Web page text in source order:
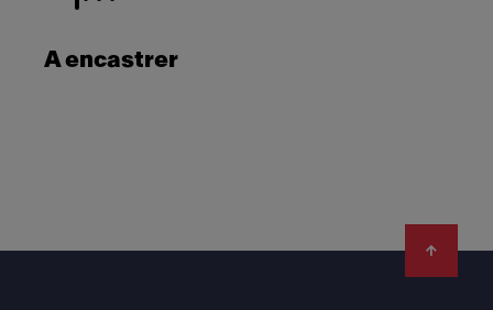
A encastrer